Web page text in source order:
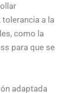
a la
como la
para que se
adaptada